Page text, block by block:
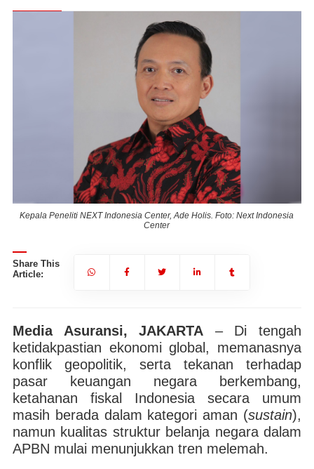
Kepala Peneliti NEXT Indonesia Center, Ade Holis. Foto: Next Indonesia
Center
Share This
Article:
Media Asuransi, JAKARTA – Di tengah
ketidakpastian ekonomi global, memanasnya
konflik geopolitik, serta tekanan terhadap
pasar keuangan negara berkembang,
ketahanan fiskal Indonesia secara umum
masih berada dalam kategori aman (sustain),
namun kualitas struktur belanja negara dalam
APBN mulai menunjukkan tren melemah.